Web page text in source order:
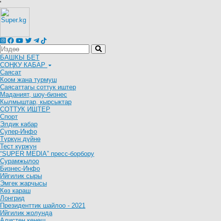
'
БАШКЫ БЕТ
СОҢКУ КАБАР
Саясат
Коом жана турмуш
Саясаттагы соттук иштер
Маданият, шоу-бизнес
Кылмыштар, кырсыктар
СОТТУК ИШТЕР
Спорт
Элдик кабар
Супер-Инфо
Түркүн дүйнө
Тест куржун
“SUPER MEDIA” пресс-борбору
Сурамжылоо
Бизнес-Инфо
Ийгилик сыры
Эмгек жарчысы
Көз караш
Лонгрид
Президенттик шайлоо - 2021
Ийгилик жолунда